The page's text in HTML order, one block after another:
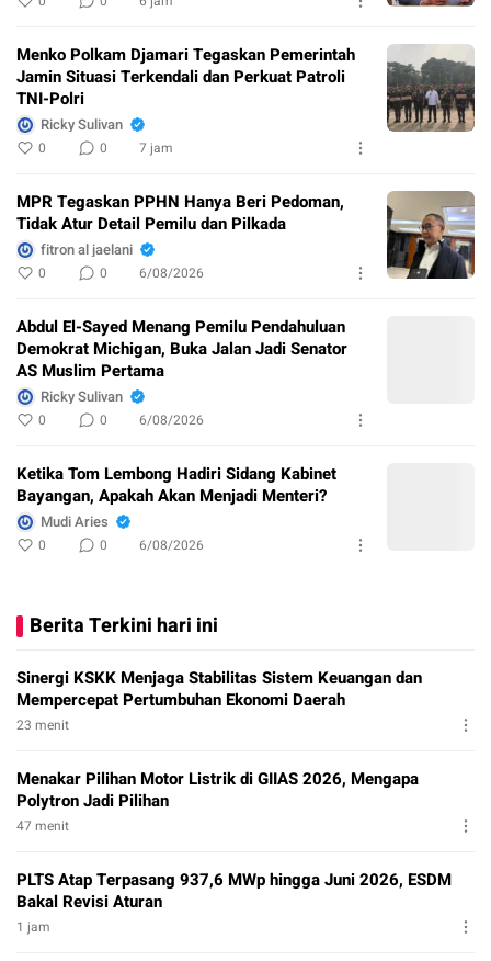
Menko Polkam Djamari Tegaskan Pemerintah
Jamin Situasi Terkendali dan Perkuat Patroli
TNI-Polri
Ricky Sulivan
0 0 7 jam
MPR Tegaskan PPHN Hanya Beri Pedoman,
Tidak Atur Detail Pemilu dan Pilkada
fitron al jaelani
0 0 6/08/2026
Abdul El-Sayed Menang Pemilu Pendahuluan
Demokrat Michigan, Buka Jalan Jadi Senator
AS Muslim Pertama
Ricky Sulivan
0 0 6/08/2026
Ketika Tom Lembong Hadiri Sidang Kabinet
Bayangan, Apakah Akan Menjadi Menteri?
Mudi Aries
0 0 6/08/2026
Berita Terkini hari ini
Sinergi KSKK Menjaga Stabilitas Sistem Keuangan dan
Mempercepat Pertumbuhan Ekonomi Daerah
23 menit
Menakar Pilihan Motor Listrik di GIIAS 2026, Mengapa
Polytron Jadi Pilihan
47 menit
PLTS Atap Terpasang 937,6 MWp hingga Juni 2026, ESDM
Bakal Revisi Aturan
1 jam